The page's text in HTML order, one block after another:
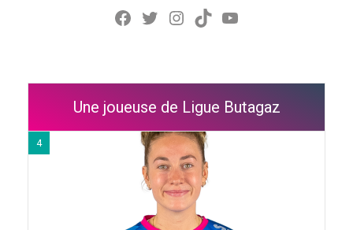
Facebook
Twitter
Instagram
TikTokYouTube
Une joueuse de Ligue Butagaz
4